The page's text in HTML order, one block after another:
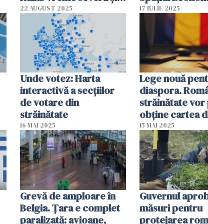
pericol de inundații
22 AUGUST 2025
European
17 IULIE 2025
Unde votez: Harta
interactivă a secțiilor
de votare din
străinătate
16 MAI 2025
Lege nouă
diaspora.
străinătate vor
obține cartea
identitate
indiferent de
15 MAI 2025
Grevă de amploare în
Belgia. Țara e complet
paralizată: avioane,
Guvernul
măsuri pentru
protejarea